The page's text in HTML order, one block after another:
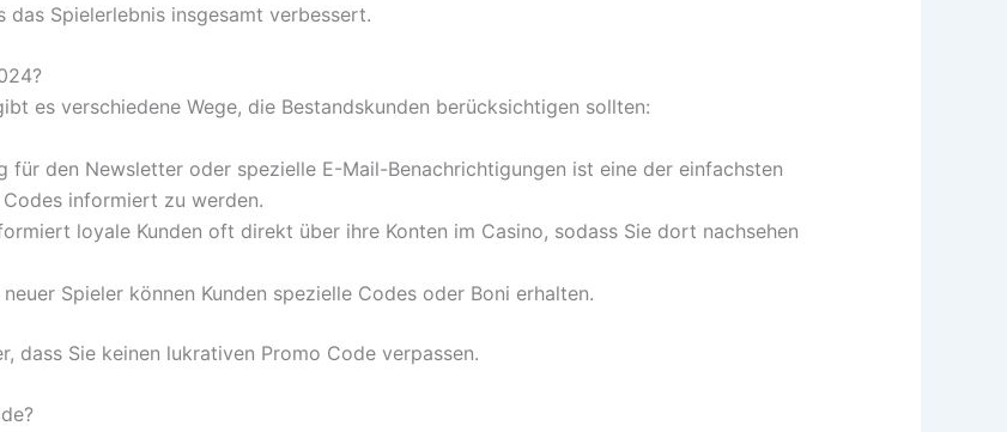
das Spielerlebnis insgesamt verbessert.
es verschiedene Wege, die Bestandskunden berücksichtigen sollten:
für den Newsletter oder spezielle E-Mail-Benachrichtigungen ist eine der einfachsten
informiert zu werden.
loyale Kunden oft direkt über ihre Konten im Casino, sodass Sie dort nachsehen
Spieler können Kunden spezielle Codes oder Boni erhalten.
dass Sie keinen lukrativen Promo Code verpassen.